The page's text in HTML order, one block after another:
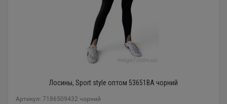
Лосины, Sport style оптом 53651BA чорний
Артикул: 7186509432 чорний